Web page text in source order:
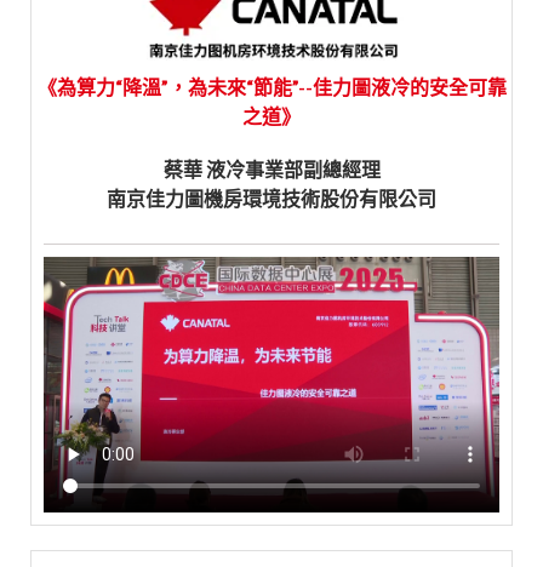
《為算力“降溫”，為未來“節能”--佳力圖液冷的安全可靠
之道》
蔡華 液冷事業部副總經理
南京佳力圖機房環境技術股份有限公司